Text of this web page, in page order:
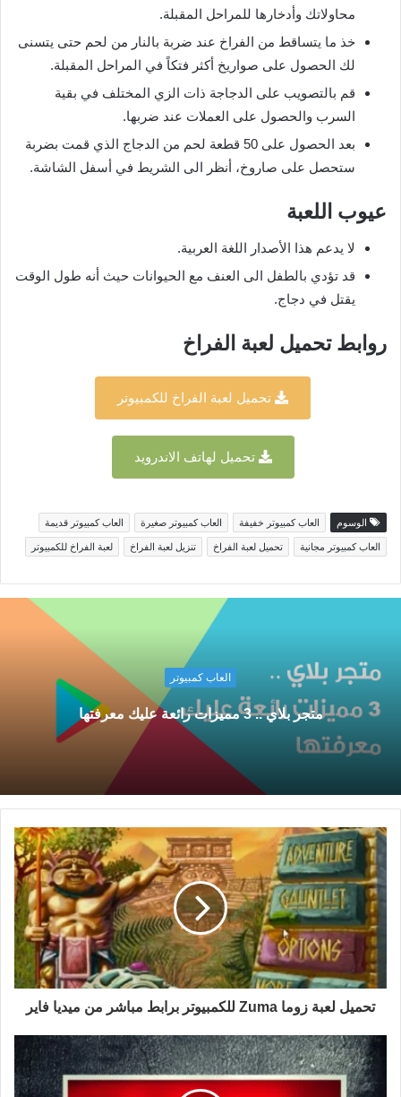
محاولاتك وأدخارها للمراحل المقبلة.
خذ ما يتساقط من الفراخ عند ضربة بالنار من لحم حتى يتسنى
لك الحصول على صواريخ أكثر فتكاً في المراحل المقبلة.
قم بالتصويب على الدجاجة ذات الزي المختلف في بقية
السرب والحصول على العملات عند ضربها.
بعد الحصول على 50 قطعة لحم من الدجاج الذي قمت بضربة
ستحصل على صاروخ، أنظر الى الشريط في أسفل الشاشة.
عيوب اللعبة
لا يدعم هذا الأصدار اللغة العربية.
قد تؤدي بالطفل الى العنف مع الحيوانات حيث أنه طول الوقت
يقتل في دجاج.
روابط تحميل لعبة الفراخ
تحميل لعبة الفراخ للكمبيوتر
تحميل لهاتف الاندرويد
الوسوم العاب كمبيوتر خفيفة العاب كمبيوتر صغيرة العاب كمبيوتر قديمة
العاب كمبيوتر مجانية تحميل لعبة الفراخ تنزيل لعبة الفراخ لعبة الفراخ للكمبيوتر
العاب كمبيوتر
متجر بلاي .. 3 مميزات رائعة عليك معرفتها
تحميل لعبة زوما Zuma للكمبيوتر برابط مباشر من ميديا فاير